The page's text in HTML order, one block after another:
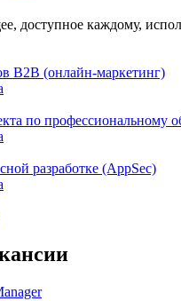
доступное каждому,
B2B (онлайн-маркетинг)
по профессиональному
разработке (AppSec)